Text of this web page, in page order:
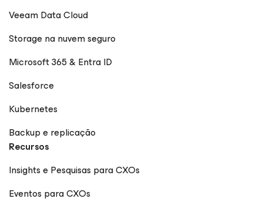
Veeam Data Cloud
Storage na nuvem seguro
Microsoft 365 & Entra ID
Salesforce
Kubernetes
Backup e replicação
Recursos
Insights e Pesquisas para CXOs
Eventos para CXOs